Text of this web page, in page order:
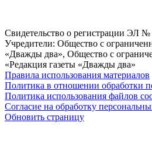
Свидетельство о регистрации ЭЛ
Учредители: Общество с
«Дважды два», Общество с
«Редакция газеты «Дважды два»
Правила использования материалов
Политика в отношении обработки
Политика использования файлов
Согласие на обработку
Обновить страницу